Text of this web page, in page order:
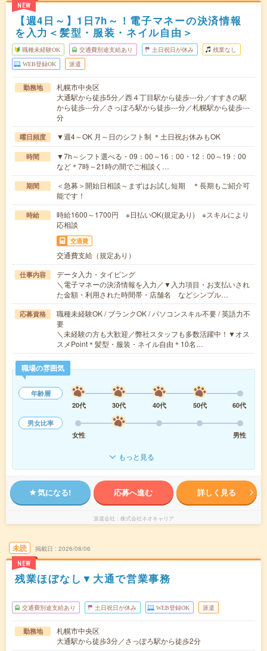
NEW
【週4日～】1日7h～！電子マネーの決済情報
を入力＜髪型・服装・ネイル自由＞
職種未経験OK 交通費別途支給あり 土日祝日が休み 残業なし
WEB登録OK 派遣
勤務地
札幌市中央区
大通駅から徒歩5分／西４丁目駅から徒歩---分／すすきの駅
から徒歩---分／さっぽろ駅から徒歩---分／札幌駅から徒歩---
分
曜日頻度 ▼週4～OK 月～日のシフト制 ＊土日祝お休みもOK
時間
▼7h～シフト選べる・09：00～16：00・12：00～19：00
など＊7時～21時の間でご相談く…
期間
＜急募＞開始日相談～まずはお試し短期 ＊長期もご紹介可
能です！
時給
時給1600～1700円 ※日払いOK(規定あり) ※スキルにより
応相談
交通費
交通費支給（規定あり）
仕事内容
データ入力・タイピング
＼電子マネーの決済情報を入力／▼入力項目・お支払いされ
た金額・利用された時間帯・店舗名 などシンプル…
応募資格
職種未経験OK / ブランクOK / パソコンスキル不要 / 英語力不
要
＼未経験の方も大歓迎／弊社スタッフも多数活躍中！▼オス
スメPoint＊髪型・服装・ネイル自由＊10名…
職場の雰囲気
年齢層
20代
30代 40代 50代
60代
男女比率
女性
男性
もっと見る
気になる! 応募へ進む 詳しく見る
派遣会社 株式会社ネオキャリア
未読
NEW
掲載日 2026/08/06
残業ほぼなし▼大通で営業事務
交通費別途支給あり 土日祝日が休み WEB登録OK 派遣
勤務地
札幌市中央区
大通駅から徒歩3分／さっぽろ駅から徒歩2分